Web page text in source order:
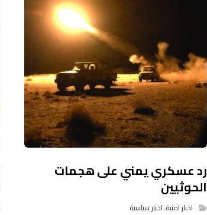
رد عسكري يمني على هجمات
الحوثيين
اخبار امنية,اخبار سياسية